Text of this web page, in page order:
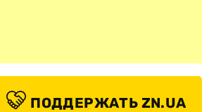
ПОДДЕРЖАТЬ ZN.UA